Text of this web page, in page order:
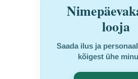
looja
Saada ilus ja
kõigest ühe